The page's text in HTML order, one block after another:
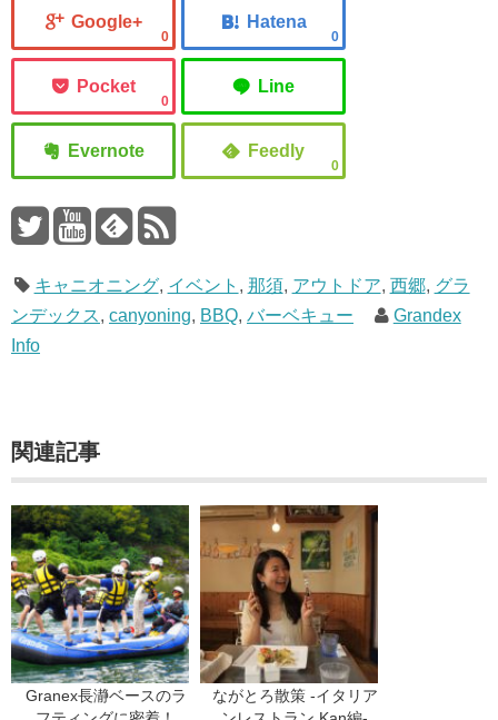
0 0
0
0
キャニオニング, イベント , 那須, アウトドア, 西郷, グラ
ンデックス, canyoning, BBQ, バーベキュー
Grandex
Info
関連記事
Granex長瀞ベースのラ
ながとろ散策 -イタリア